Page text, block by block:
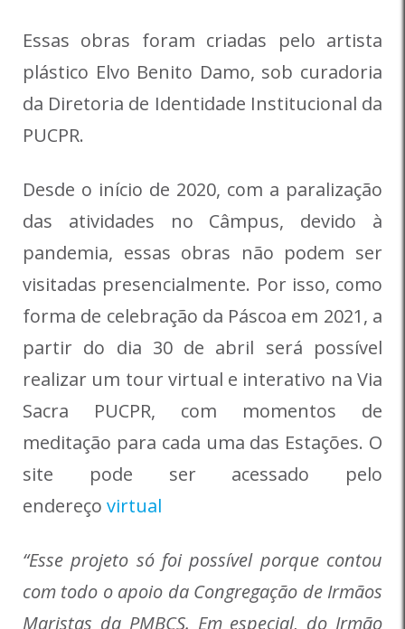
Essas obras foram criadas pelo artista
plástico Elvo Benito Damo, sob curadoria
da Diretoria de Identidade Institucional da
PUCPR.
Desde o início de 2020, com a paralização
das atividades no Câmpus, devido à
pandemia, essas obras não podem ser
visitadas presencialmente. Por isso, como
forma de celebração da Páscoa em 2021, a
partir do dia 30 de abril será possível
realizar um tour virtual e interativo na Via
Sacra PUCPR, com momentos de
meditação para cada uma das Estações. O
site pode ser acessado pelo
endereço virtual
“Esse projeto só foi possível porque contou
com todo o apoio da Congregação de Irmãos
Maristas da PMBCS. Em especial, do Irmão